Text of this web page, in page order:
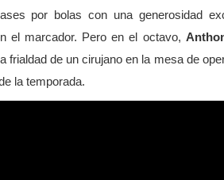
por bolas con una generosidad
el marcador. Pero en el octavo,
frialdad de un cirujano en la mesa de
la temporada.